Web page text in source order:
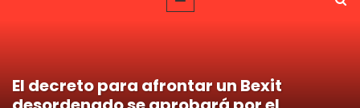
El decreto para afrontar un Bexit